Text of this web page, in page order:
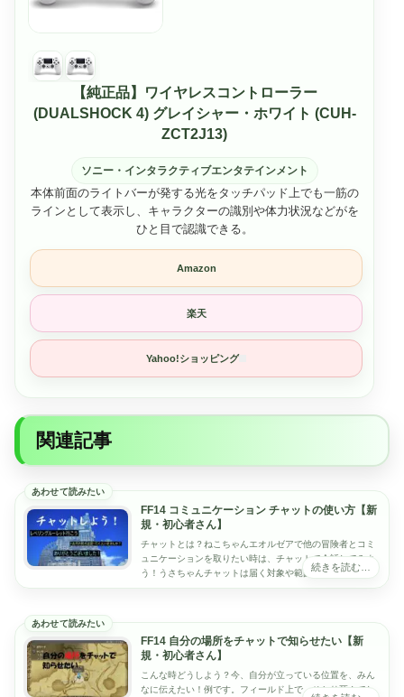
【純正品】ワイヤレスコントローラー
(DUALSHOCK 4) グレイシャー・ホワイト (CUH-
ZCT2J13)
ソニー・インタラクティブエンタテインメント
本体前面のライトバーが発する光をタッチパッド上でも一筋の
ラインとして表示し、キャラクターの識別や体力状況などがを
ひと目で認識できる。
Amazon
楽天
Yahoo!ショッピング
関連記事
FF14 コミュニケーション チャットの使い方【新
規・初心者さん】
チャットとは？ねこちゃんエオルゼアで他の冒険者とコミ
ュニケーションを取りたい時は、チャットで会話してみよ
う！うさちゃんチャットは届く対象や範囲が異なる複数の
モードがあるよ！表示されるチャットログは自分...
FF14 自分の場所をチャットで知らせたい【新
規・初心者さん】
こんな時どうしよう？今、自分が立っている位置を、みん
なに伝えたい！例です。フィールド上で、ひとり死んでし